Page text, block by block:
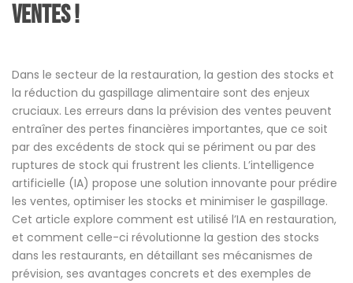
ventes !
Dans le secteur de la restauration, la gestion des stocks et
la réduction du gaspillage alimentaire sont des enjeux
cruciaux. Les erreurs dans la prévision des ventes peuvent
entraîner des pertes financières importantes, que ce soit
par des excédents de stock qui se périment ou par des
ruptures de stock qui frustrent les clients. L’intelligence
artificielle (IA) propose une solution innovante pour prédire
les ventes, optimiser les stocks et minimiser le gaspillage.
Cet article explore comment est utilisé l’IA en restauration,
et comment celle-ci révolutionne la gestion des stocks
dans les restaurants, en détaillant ses mécanismes de
prévision, ses avantages concrets et des exemples de